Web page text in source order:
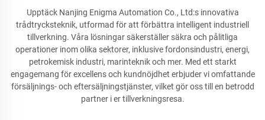
Upptäck Nanjing Enigma Automation Co., Ltd:s innovativa
trådtrycksteknik, utformad för att förbättra intelligent industriell
tillverkning. Våra lösningar säkerställer säkra och pålitliga
operationer inom olika sektorer, inklusive fordonsindustri, energi,
petrokemisk industri, marinteknik och mer. Med ett starkt
engagemang för excellens och kundnöjdhet erbjuder vi omfattande
försäljnings- och eftersäljningstjänster, vilket gör oss till en betrodd
partner i er tillverkningsresa.